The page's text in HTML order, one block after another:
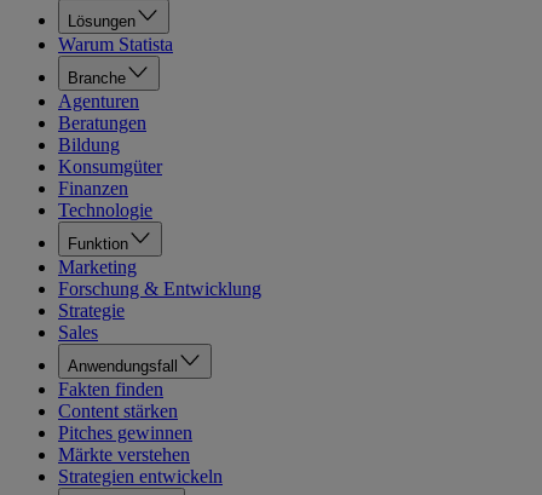
Lösungen
Warum Statista
Branche
Agenturen
Beratungen
Bildung
Konsumgüter
Finanzen
Technologie
Funktion
Marketing
Forschung & Entwicklung
Strategie
Sales
Anwendungsfall
Fakten finden
Content stärken
Pitches gewinnen
Märkte verstehen
Strategien entwickeln